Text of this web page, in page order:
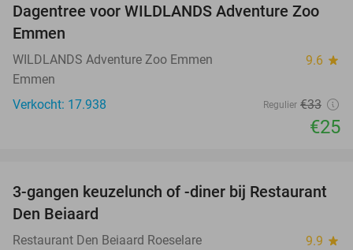
24%
Dagentree voor WILDLANDS Adventure Zoo
Emmen
WILDLANDS Adventure Zoo Emmen 9.6 star
Emmen
Verkocht: 17.938
Regulier €33
€25
43%
3-gangen keuzelunch of -diner bij Restaurant
Den Beiaard
Restaurant Den Beiaard Roeselare 9.9 star